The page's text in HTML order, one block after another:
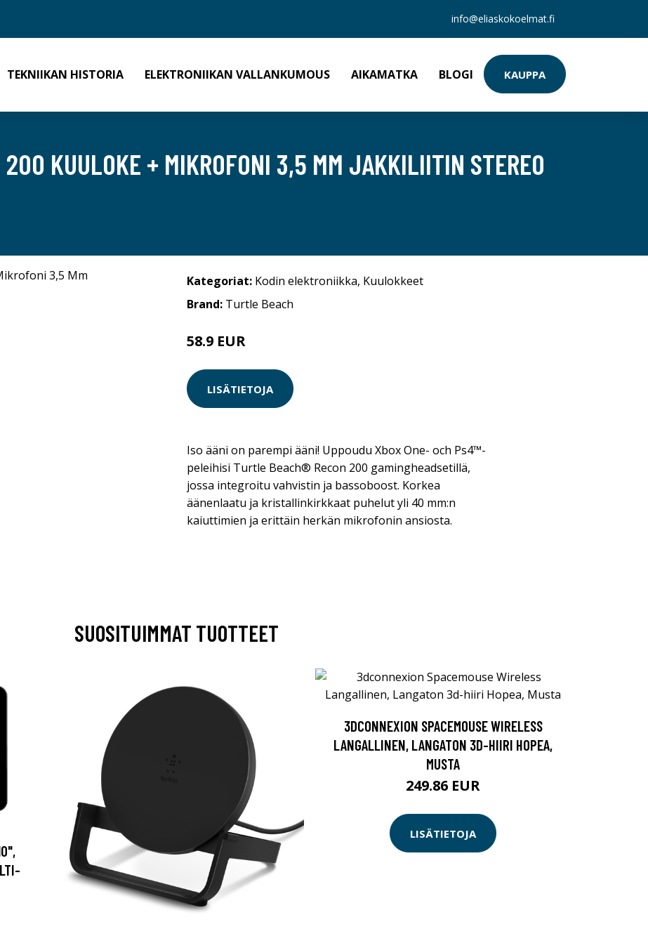
info@eliaskokoelmat.fi
TEKNIIKAN HISTORIA ELEKTRONIIKAN VALLANKUMOUS AIKAMATKA BLOGI KAUPPA
200 KUULOKE + MIKROFONI 3,5 MM JAKKILIITIN STEREO
Kategoriat: Kodin elektroniikka, Kuulokkeet
Brand: Turtle Beach
58.9 EUR
LISÄTIETOJA
Iso ääni on parempi ääni! Uppoudu Xbox One- och Ps4™-
peleihisi Turtle Beach® Recon 200 gamingheadsetillä,
jossa integroitu vahvistin ja bassoboost. Korkea
äänenlaatu ja kristallinkirkkaat puhelut yli 40 mm:n
kaiuttimien ja erittäin herkän mikrofonin ansiosta.
SUOSITUIMMAT TUOTTEET
3DCONNEXION SPACEMOUSE WIRELESS
LANGALLINEN, LANGATON 3D-HIIRI HOPEA,
MUSTA
249.86 EUR
LISÄTIETOJA